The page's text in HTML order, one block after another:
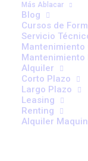
Más Ablacar
Blog
Cursos de
Servicio
Mantenimiento
Mantenimiento
Alquiler
Corto Plazo
Largo Plazo
Leasing
Renting
AlquilerCómo